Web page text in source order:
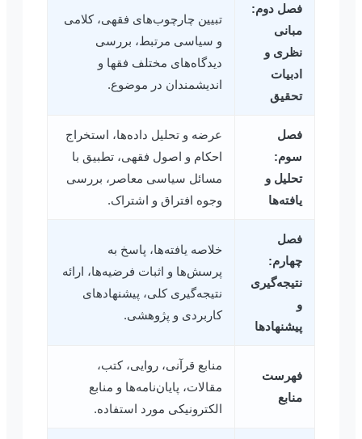
فصل دوم:
مبانی
نظری و
ادبیات
تحقیق
تبیین چارچوب‌های فقهی، کلامی
و سیاسی مرتبط، بررسی
دیدگاه‌های مختلف فقها و
اندیشمندان در موضوع.
فصل
سوم:
تحلیل و
یافته‌ها
عرضه و تحلیل داده‌ها، استخراج
احکام و اصول فقهی، تطبیق با
مسائل سیاسی معاصر، بررسی
وجوه افتراق و اشتراک.
فصل
چهارم:
نتیجه‌گیری
و
پیشنهادها
خلاصه یافته‌ها، پاسخ به
پرسش‌ها و اثبات فرضیه‌ها، ارائه
نتیجه‌گیری کلی، پیشنهادهای
کاربردی و پژوهشی.
فهرست
منابع
منابع قرآنی، روایی، کتب،
مقالات، پایان‌نامه‌ها و منابع
الکترونیکی مورد استفاده.